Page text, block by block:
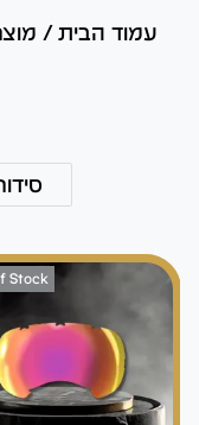
עמוד הבית /
Stock